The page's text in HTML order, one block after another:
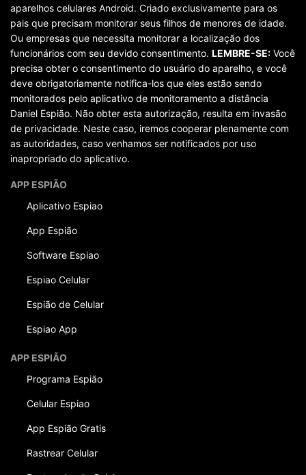
aparelhos celulares Android. Criado exclusivamente para os
pais que precisam monitorar seus filhos de menores de idade.
Ou empresas que necessita monitorar a localização dos
funcionários com seu devido consentimento. LEMBRE-SE: Você
precisa obter o consentimento do usuário do aparelho, e você
deve obrigatoriamente notifica-los que eles estão sendo
monitorados pelo aplicativo de monitoramento a distância
Daniel Espião. Não obter esta autorização, resulta em invasão
de privacidade. Neste caso, iremos cooperar plenamente com
as autoridades, caso venhamos ser notificados por uso
inapropriado do aplicativo.
APP ESPIÃO
Aplicativo Espiao
App Espião
Software Espiao
Espiao Celular
Espião de Celular
Espiao App
APP ESPIÃO
Programa Espião
Celular Espiao
App Espião Gratis
Rastrear Celular